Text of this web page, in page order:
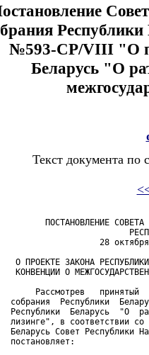
Республики
№593-СР/VIII "О
Беларусь "О
Текст документа по
ПОСТАНОВЛЕНИЕ СОВЕТА
28
О ПРОЕКТЕ ЗАКОНА
КОНВЕНЦИИ О
Рассмотрев   принятый
собрания  Республики
Республики  Беларусь  "О
лизинге", в соответствии со
Беларусь Совет Республики
постановляет: